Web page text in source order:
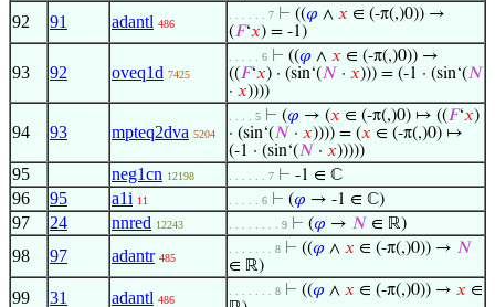
92 91 adantl 486
. . . . . . 7 ⊢ ((𝜑 ∧ 𝑥 ∈ (-π(,)0)) →
(𝐹‘𝑥) = -1)
93 92 oveq1d 7425
. . . . . 6 ⊢ ((𝜑 ∧ 𝑥 ∈ (-π(,)0)) →
((𝐹‘𝑥) · (sin‘(𝑁 · 𝑥))) = (-1 · (sin‘(𝑁
· 𝑥))))
94 93 mpteq2dva 5204
. . . . 5 ⊢ (𝜑 → (𝑥 ∈ (-π(,)0) ↦ ((𝐹‘𝑥)
· (sin‘(𝑁 · 𝑥)))) = (𝑥 ∈ (-π(,)0) ↦
(-1 · (sin‘(𝑁 · 𝑥)))))
95 neg1cn 12198 . . . . . . 7 ⊢ -1 ∈ ℂ
96 95 a1i 11 . . . . . 6 ⊢ (𝜑 → -1 ∈ ℂ)
97 24 nnred 12243 . . . . . . . . 9 ⊢ (𝜑 → 𝑁 ∈ ℝ)
98 97 adantr 485
. . . . . . . 8 ⊢ ((𝜑 ∧ 𝑥 ∈ (-π(,)0)) → 𝑁
∈ ℝ)
99 31 adantl 486
. . . . . . . 8 ⊢ ((𝜑 ∧ 𝑥 ∈ (-π(,)0)) → 𝑥 ∈